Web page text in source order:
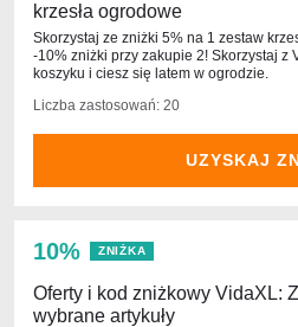
krzesła ogrodowe
Skorzystaj ze zniżki 5% na 1 zestaw
-10% zniżki przy zakupie 2! Skorzystaj z
koszyku i ciesz się latem w ogrodzie.
Liczba zastosowań: 20
UZYSKAJ
10% ZNIŻKA
Oferty i kod zniżkowy VidaXL:
wybrane artykuły